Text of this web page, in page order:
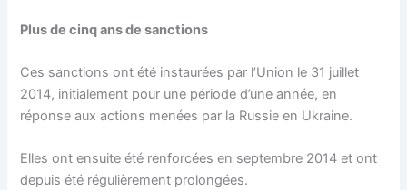
Plus de cinq ans de sanctions
Ces sanctions ont été instaurées par l’Union le 31 juillet
2014, initialement pour une période d’une année, en
réponse aux actions menées par la Russie en Ukraine.
Elles ont ensuite été renforcées en septembre 2014 et ont
depuis été régulièrement prolongées.